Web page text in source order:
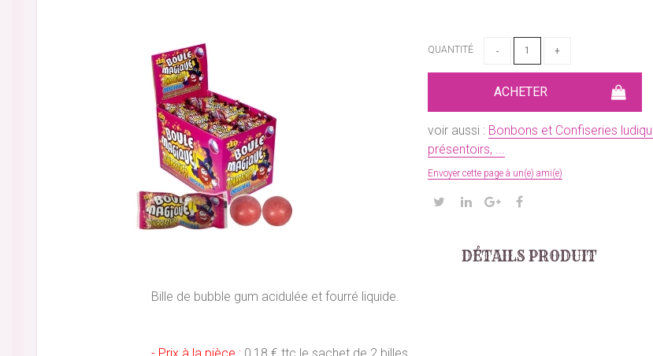
QUANTITÉ
voir aussi : Bonbons et Confiseries
présentoirs, ...
Envoyer cette page à un(e) ami(e)
DÉTAILS PRODUIT
Bille de bubble gum acidulée et fourré liquide.